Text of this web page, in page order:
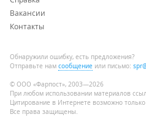
Вакансии
Контакты
Обнаружили ошибку, есть предложения?
Отправьте нам сообщение или письмо:
© ООО «Фарпост», 2003—2026
При любом использовании материалов
Цитирование в Интернете возможно
Все права защищены.